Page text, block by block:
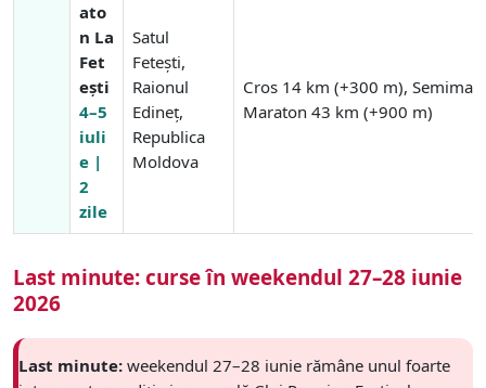
ato
n La
Fet
ești
4–5
iuli
e |
2
zile
Satul
Fetești,
Raionul
Edineț,
Republica
Moldova
Cros 14 km (+300 m),
Maraton 43 km (+900 m)
Last minute: curse în weekendul 27–28 iunie
2026
Last minute:weekendul 27–28 iunie rămâne unul foarte